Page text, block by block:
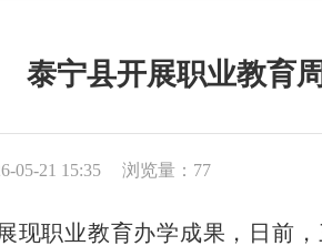
泰宁县开展职业教育
05-21 15:35 浏览量：77
职业教育办学成果，日前